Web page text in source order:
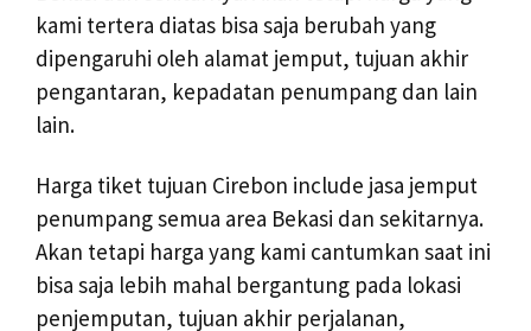
kami tertera diatas bisa saja berubah yang
dipengaruhi oleh alamat jemput, tujuan akhir
pengantaran, kepadatan penumpang dan lain
lain.
Harga tiket tujuan Cirebon include jasa jemput
penumpang semua area Bekasi dan sekitarnya.
Akan tetapi harga yang kami cantumkan saat ini
bisa saja lebih mahal bergantung pada lokasi
penjemputan, tujuan akhir perjalanan,